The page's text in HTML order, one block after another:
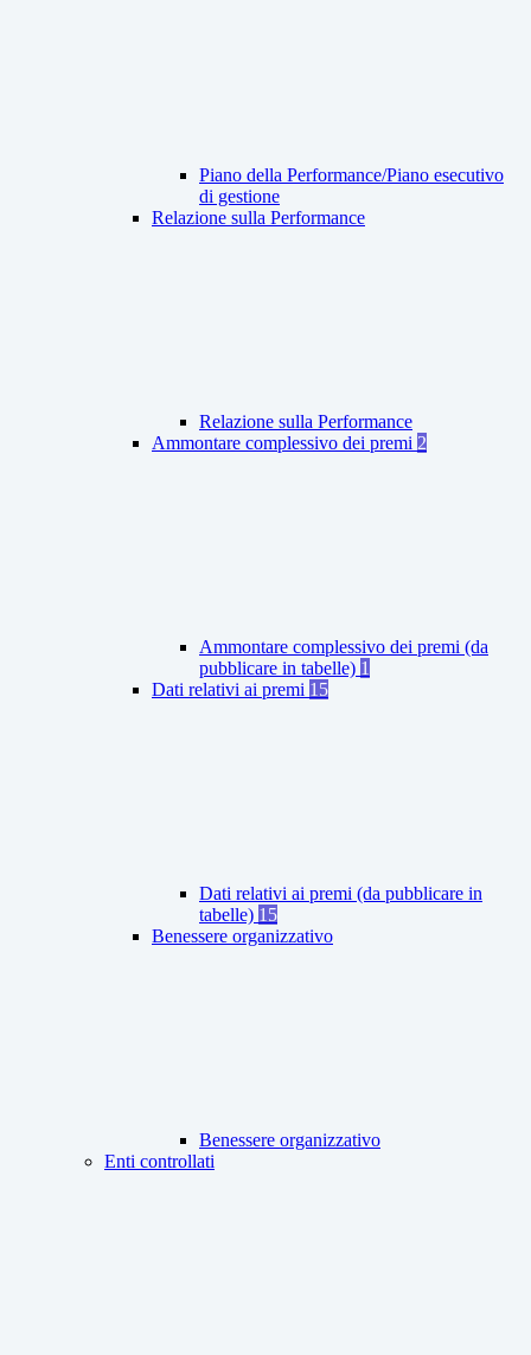
Piano della Performance/Piano esecutivo
di gestione
Relazione sulla Performance
Relazione sulla Performance
Ammontare complessivo dei premi 2
Ammontare complessivo dei premi (da
pubblicare in tabelle) 1
Dati relativi ai premi 15
Dati relativi ai premi (da pubblicare in
tabelle) 15
Benessere organizzativo
Benessere organizzativo
Enti controllati